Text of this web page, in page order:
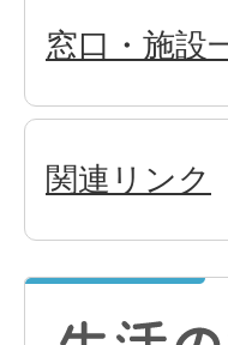
窓口・施設
関連リンク